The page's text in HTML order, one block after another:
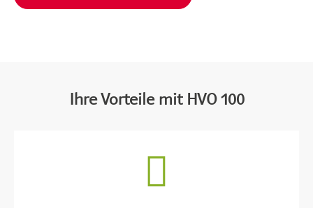
Ihre Vorteile mit HVO 100